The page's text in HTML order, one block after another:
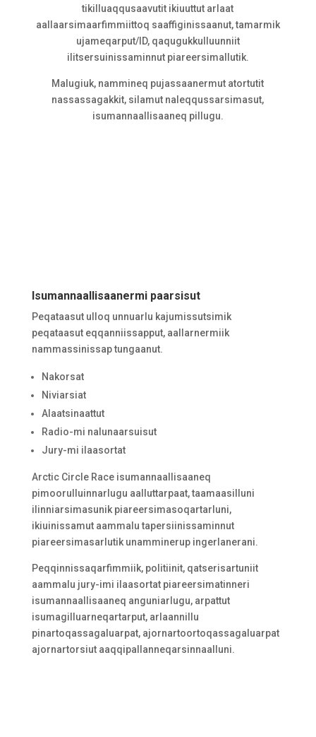
tikilluaqqusaavutit ikiuuttut arlaat
aallaarsimaarfimmiittoq saaffiginissaanut, tamarmik
ujameqarput/ID, qaqugukkulluunniit
ilitsersuinissaminnut piareersimallutik.
Malugiuk, nammineq pujassaanermut atortutit
nassassagakkit, silamut naleqqussarsimasut,
isumannaallisaaneq pillugu.
Isumannaallisaanermi paarsisut
Peqataasut ulloq unnuarlu kajumissutsimik
peqataasut eqqanniissapput, aallarnermiik
nammassinissap tungaanut.
Nakorsat
Niviarsiat
Alaatsinaattut
Radio-mi nalunaarsuisut
Jury-mi ilaasortat
Arctic Circle Race isumannaallisaaneq
pimoorulluinnarlugu aalluttarpaat, taamaasilluni
ilinniarsimasunik piareersimasoqartarluni,
ikiuinissamut aammalu tapersiinissaminnut
piareersimasarlutik unamminerup ingerlanerani.
Peqqinnissaqarfimmiik, politiinit, qatserisartuniit
aammalu jury-imi ilaasortat piareersimatinneri
isumannaallisaaneq anguniarlugu, arpattut
isumagilluarneqartarput, arlaannillu
pinartoqassagaluarpat, ajornartoortoqassagaluarpat
ajornartorsiut aaqqipallanneqarsinnaalluni.